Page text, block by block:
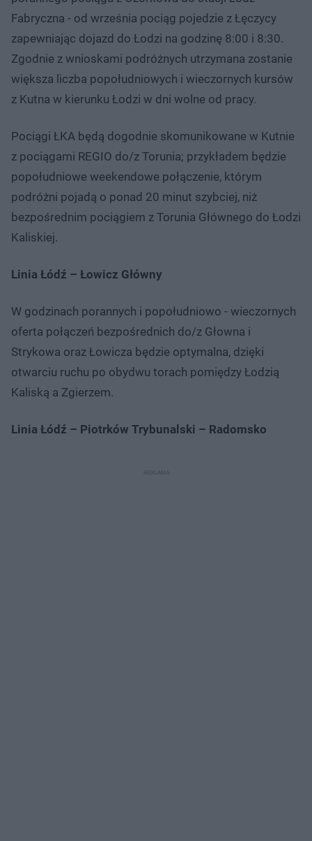
Fabryczna - od września pociąg pojedzie z Łęczycy
zapewniając dojazd do Łodzi na godzinę 8:00 i 8:30.
Zgodnie z wnioskami podróżnych utrzymana zostanie
większa liczba popołudniowych i wieczornych kursów
z Kutna w kierunku Łodzi w dni wolne od pracy.
Pociągi ŁKA będą dogodnie skomunikowane w Kutnie
z pociągami REGIO do/z Torunia; przykładem będzie
popołudniowe weekendowe połączenie, którym
podróżni pojadą o ponad 20 minut szybciej, niż
bezpośrednim pociągiem z Torunia Głównego do Łodzi
Kaliskiej.
Linia Łódź – Łowicz Główny
W godzinach porannych i popołudniowo - wieczornych
oferta połączeń bezpośrednich do/z Głowna i
Strykowa oraz Łowicza będzie optymalna, dzięki
otwarciu ruchu po obydwu torach pomiędzy Łodzią
Kaliską a Zgierzem.
Linia Łódź – Piotrków Trybunalski – Radomsko